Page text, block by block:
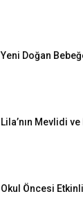
Yeni Doğan
Lila’nın Mevlidi
Okul Öncesi